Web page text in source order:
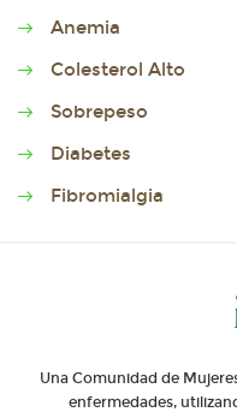
Anemia
Colesterol Alto
Sobrepeso
Diabetes
Fibromialgia
Una Comunidad de
enfermedades,